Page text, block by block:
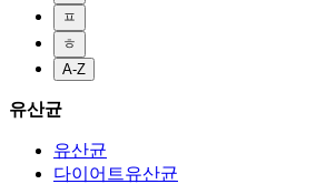
ㅍ
ㅎ
A-Z
유산균
유산균
다이어트유산균